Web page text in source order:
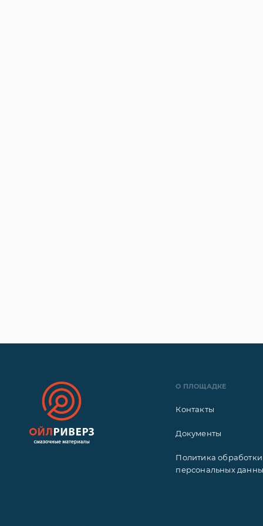
О ПЛОЩАДКЕ
Контакты
Документы
Политика обработки
персональных